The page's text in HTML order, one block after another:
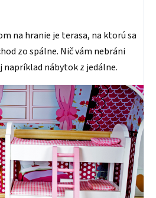
na hranie je terasa, na ktorú sa
zo spálne. Nič vám nebráni
nábytok z jedálne.